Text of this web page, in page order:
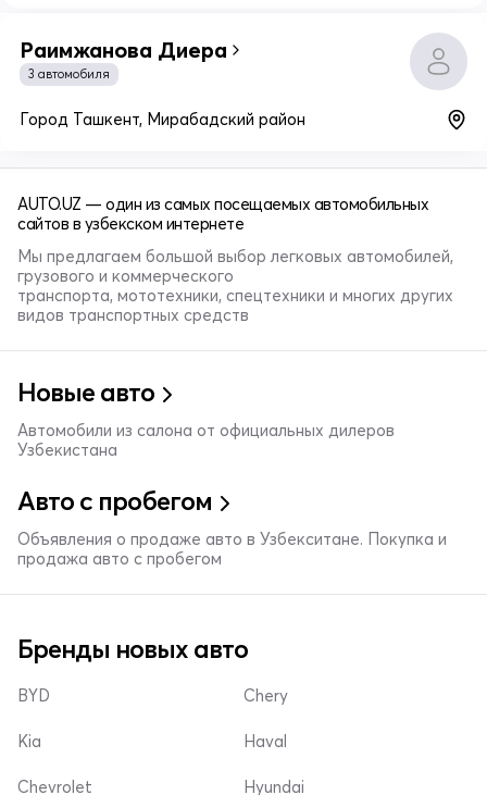
Раимжанова Диера
3 автомобиля
Город Ташкент, Мирабадский район
AUTO.UZ — один из самых посещаемых автомобильных
сайтов в узбекском интернете
Мы предлагаем большой выбор легковых автомобилей,
грузового и коммерческого
транспорта, мототехники, спецтехники и многих других
видов транспортных средств
Новые авто
Автомобили из салона от официальных дилеров
Узбекистана
Авто с пробегом
Объявления о продаже авто в Узбекситане. Покупка и
продажа авто с пробегом
Бренды новых авто
BYD
Kia
Chevrolet
Chery
Haval
Hyundai